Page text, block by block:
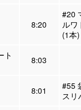
8:20
#20
ルワ
(1本)
ト
8:03
8:01
#55
スリ